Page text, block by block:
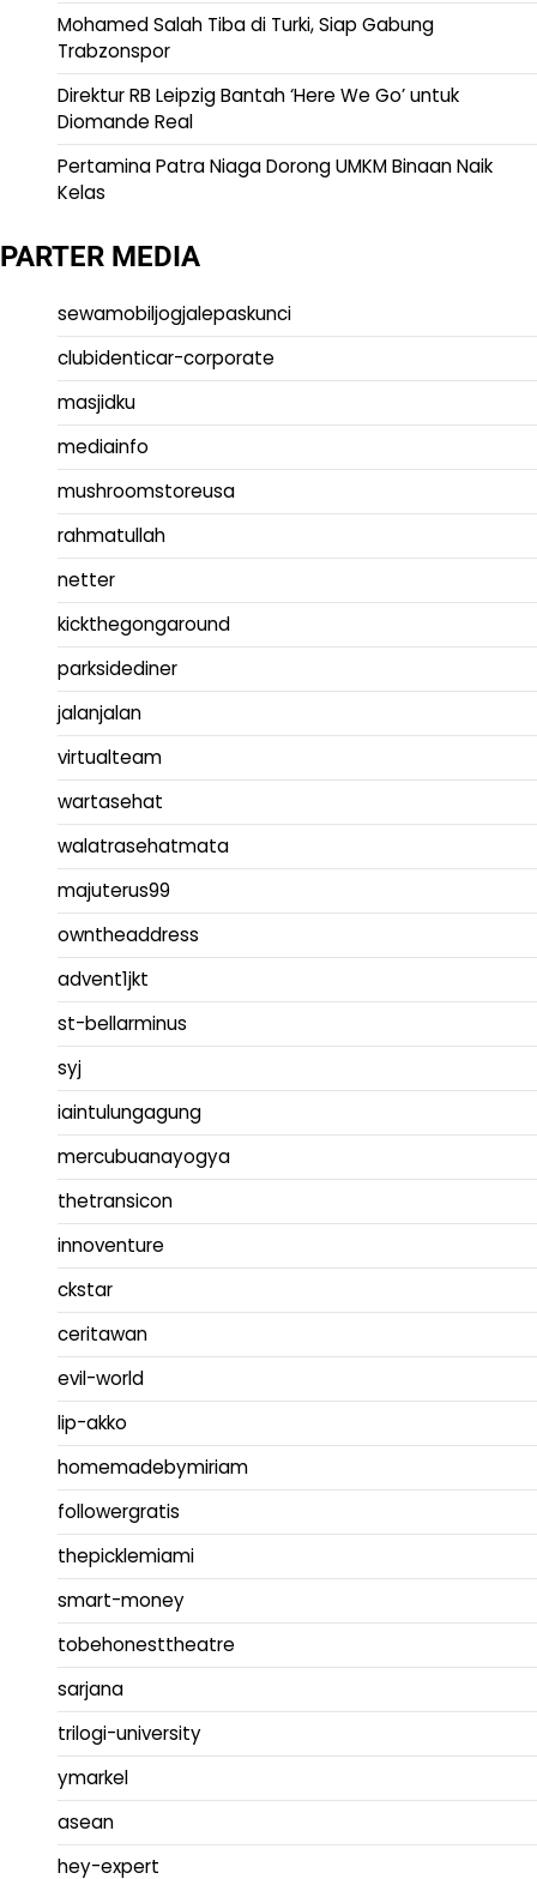
Mohamed Salah Tiba di Turki, Siap Gabung
Trabzonspor
Direktur RB Leipzig Bantah ‘Here We Go’ untuk
Diomande Real
Pertamina Patra Niaga Dorong UMKM Binaan Naik
Kelas
PARTER MEDIA
sewamobiljogjalepaskunci
clubidenticar-corporate
masjidku
mediainfo
mushroomstoreusa
rahmatullah
netter
kickthegongaround
parksidediner
jalanjalan
virtualteam
wartasehat
walatrasehatmata
majuterus99
owntheaddress
advent1jkt
st-bellarminus
syj
iaintulungagung
mercubuanayogya
thetransicon
innoventure
ckstar
ceritawan
evil-world
lip-akko
homemadebymiriam
followergratis
thepicklemiami
smart-money
tobehonesttheatre
sarjana
trilogi-university
ymarkel
asean
hey-expert